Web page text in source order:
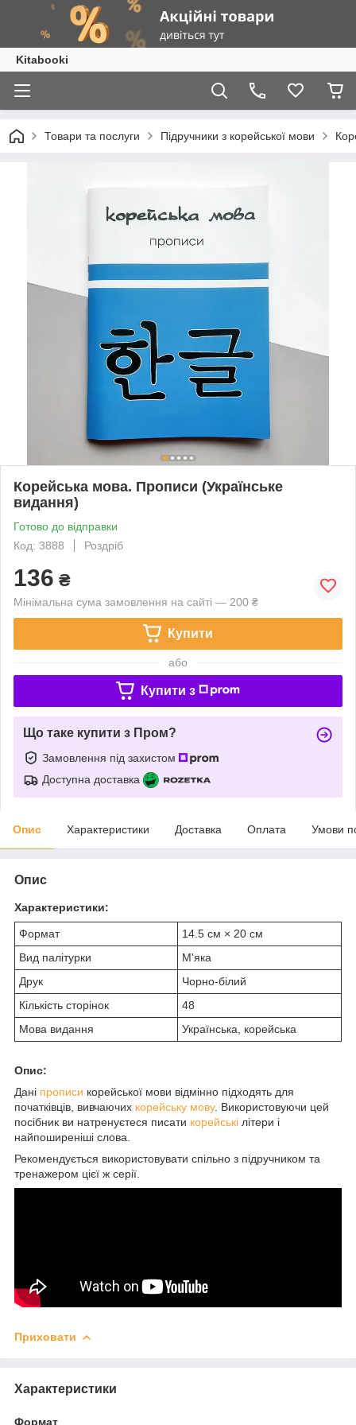
Kitabooki
Товари та послуги Підручники з корейської мови
Корейська мова. Прописи (Українське
видання)
Готово до відправки
Код: 3888
Роздріб
136 ₴
Мінімальна сума замовлення на сайті — 200 ₴
Купити
або
Купити з
Що таке купити з Пром?
Замовлення під захистом
Доступна доставка
Опис Характеристики Доставка Оплата Умови
Опис
Характеристики:
Формат
14.5 см × 20 см
Вид палітурки
М'яка
Друк
Чорно-білий
Кількість сторінок
48
Мова видання
Українська, корейська
Опис:
Дані прописи корейської мови відмінно підходять для
початківців, вивчаючих корейську мову. Використовуючи цей
посібник ви натренуєтеся писати корейські літери і
найпоширеніші слова.
Рекомендується використовувати спільно з підручником та
тренажером цієї ж серії.
Приховати
Характеристики
Формат